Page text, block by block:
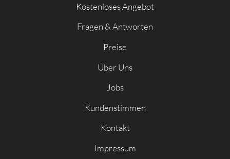
Kostenloses Angebot
Fragen & Antworten
Preise
Über Uns
Jobs
Kundenstimmen
Kontakt
Impressum